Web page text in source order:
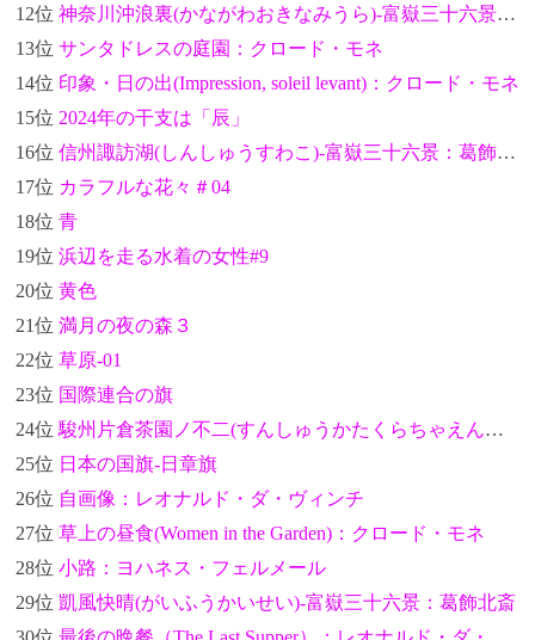
12位 神奈川沖浪裏(かながわおきなみうら)-富嶽三十六景：葛飾北斎
13位 サンタドレスの庭園：クロード・モネ
14位 印象・日の出(Impression, soleil levant)：クロード・モネ
15位 2024年の干支は「辰」
16位 信州諏訪湖(しんしゅうすわこ)-富嶽三十六景：葛飾北斎
17位 カラフルな花々＃04
18位 青
19位 浜辺を走る水着の女性#9
20位 黄色
21位 満月の夜の森３
22位 草原-01
23位 国際連合の旗
24位 駿州片倉茶園ノ不二(すんしゅうかたくらちゃえんのふじ)-富嶽三十六景：葛飾北斎
25位 日本の国旗-日章旗
26位 自画像：レオナルド・ダ・ヴィンチ
27位 草上の昼食(Women in the Garden)：クロード・モネ
28位 小路：ヨハネス・フェルメール
29位 凱風快晴(がいふうかいせい)-富嶽三十六景：葛飾北斎